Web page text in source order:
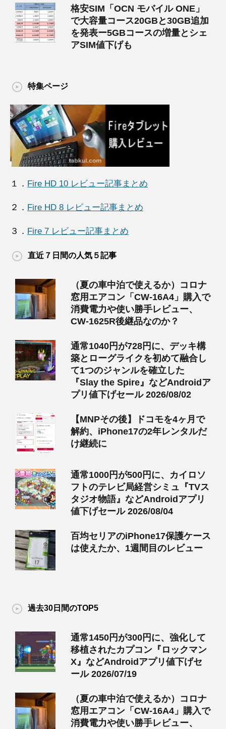
格安SIM「OCN モバイル ONE」
で大容量コース20GBと30GB追加
を発表ー5GBコースの増量とシェ
アSIM値下げも
特集ページ
１． Fire HD 10 レビュー記事まとめ
２． Fire HD 8 レビュー記事まとめ
３． Fire 7 レビュー記事まとめ
直近７日間の人気５記事
（夏の車中泊で使えるか）コロナ
窓用エアコン「CW-16A4」購入で
消費電力や使い勝手レビュー、
CW-1625R後継品なのか？
通常1040円が728円に、デッキ構
築とローグライクを初めて融合し
て1つのジャンルを確立した
『Slay the Spire』などAndroidア
プリ値下げセール 2026/08/02
【MNPその後】ドコモを4ヶ月で
解約、iPhone17の2年レンタルだ
け継続に
通常1000円が500円に、カイロソ
フトのテレビ局経営シミュ『TVス
タジオ物語』などAndroidアプリ
値下げセール 2026/08/04
百均セリアのiPhone17保護ケース
は使えたか、1週間目のレビュー
過去30日間のTOP5
通常1450円が300円に、強化して
移植されたカプコン『ロックマン
X』などAndroidアプリ値下げセ
ール 2026/07/19
（夏の車中泊で使えるか）コロナ
窓用エアコン「CW-16A4」購入で
消費電力や使い勝手レビュー、